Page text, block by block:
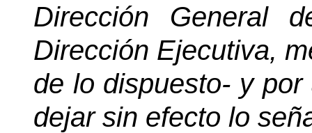
Dirección General
Dirección Ejecutiva,
de lo dispuesto- y
dejar sin efecto lo